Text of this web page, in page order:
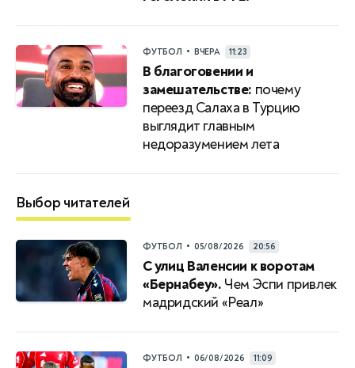
ФУТБОЛ • ВЧЕРА 11:23
В благоговении и
замешательстве: почему
переезд Салаха в Турцию
выглядит главным
недоразумением лета
Выбор читателей
ФУТБОЛ • 05/08/2026 20:56
С улиц Валенсии к воротам
«Бернабеу». Чем Эспи привлек
мадридский «Реал»
ФУТБОЛ • 06/08/2026 11:09